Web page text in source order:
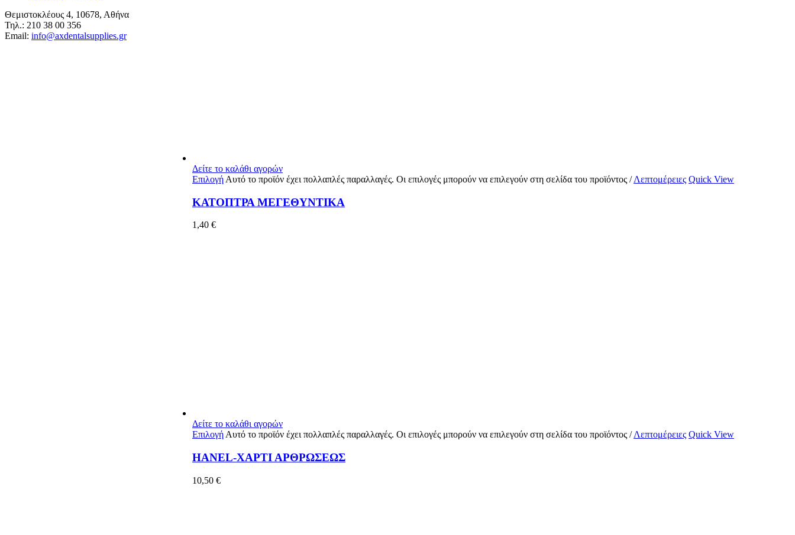
Δείτε το καλάθι αγορών
Επιλογή Αυτό το προϊόν έχει πολλαπλές παραλλαγές. Οι επιλογές μπορούν να επιλεγούν στη σελίδα του προϊόντος / Λεπτομέρειες Quick View
ΚΑΤΟΠΤΡΑ ΜΕΓΕΘΥΝΤΙΚΑ
1,40 €
Δείτε το καλάθι αγορών
Επιλογή Αυτό το προϊόν έχει πολλαπλές παραλλαγές. Οι επιλογές μπορούν να επιλεγούν στη σελίδα του προϊόντος / Λεπτομέρειες Quick View
HANEL-ΧΑΡΤΙ ΑΡΘΡΩΣΕΩΣ
10,50 €
Θεμιστοκλέους 4, 10678, Αθήνα
Τηλ.: 210 38 00 356
Email: info@axdentalsupplies.gr